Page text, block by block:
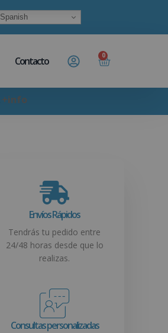
Spanish
Contacto 0
+info
Envíos Rápidos
Tendrás tu pedido entre
24/48 horas desde que lo
realizas.
Consultas personalizadas